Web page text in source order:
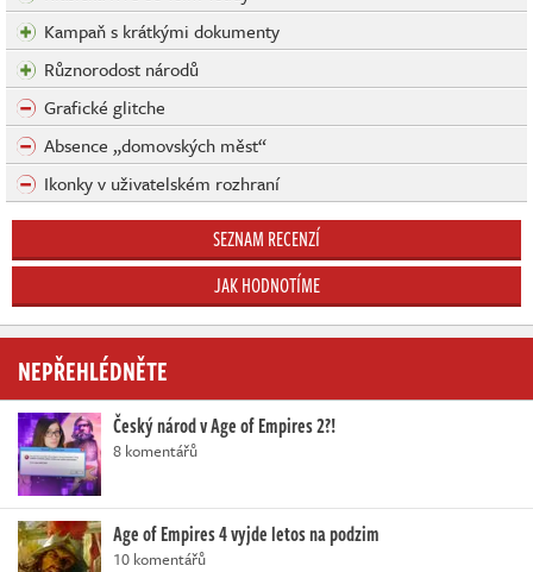
Kampaň s krátkými dokumenty
Různorodost národů
Grafické glitche
Absence „domovských měst“
Ikonky v uživatelském rozhraní
SEZNAM RECENZÍ
JAK HODNOTÍME
NEPŘEHLÉDNĚTE
Český národ v Age of Empires 2?!
8 komentářů
Age of Empires 4 vyjde letos na podzim
10 komentářů